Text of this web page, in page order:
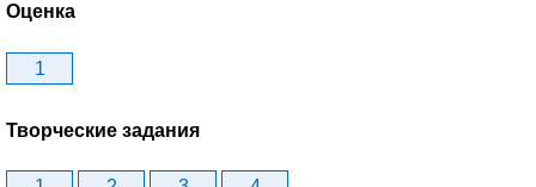
Оценка
1
Творческие задания